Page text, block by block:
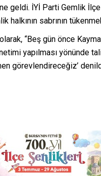
geldi. İYİ Parti Gemlik
halkının sabrının
“Beş gün önce
yapılması yönünde
görevlendireceğiz’